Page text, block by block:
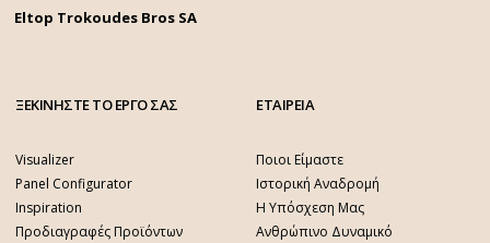
Eltop Trokoudes Bros SA
ΞΕΚΙΝΗΣΤΕ ΤΟ ΕΡΓΟ ΣΑΣ
Visualizer
Panel Configurator
Inspiration
Προδιαγραφές Προϊόντων
ΕΤΑΙΡΕΙΑ
Ποιοι Είμαστε
Ιστορική Αναδρομή
Η Υπόσχεση Μας
Ανθρώπινο Δυναμικό